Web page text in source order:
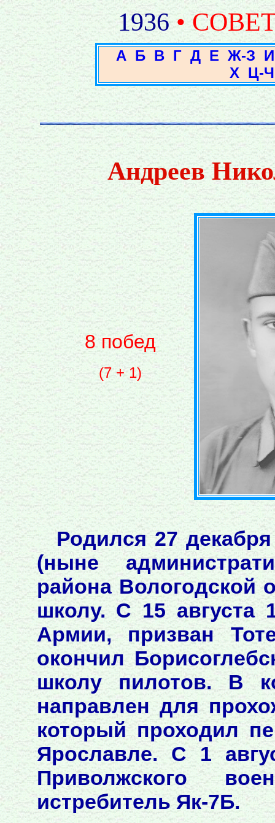
1936 •
А Б В Г Д Е Ж-З И
Х Ц-Ч
Андреев
8 побед
(7 + 1)
Родился 27
(ныне
района Вологодской
школу. С 15 августа
Армии, призван
окончил
школу пилотов. В
направлен для
который проходил
Ярославле. С 1
Приволжского
истребитель Як-7Б.